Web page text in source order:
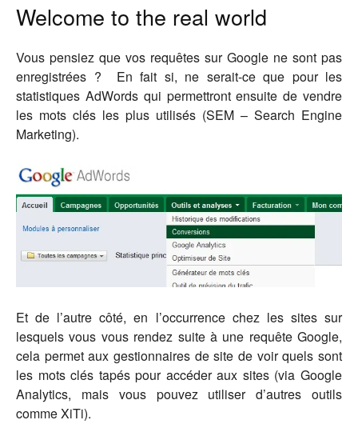
Welcome to the real world
Vous pensiez que vos requêtes sur Google ne sont pas
enregistrées ? En fait si, ne serait-ce que pour les
statistiques AdWords qui permettront ensuite de vendre
les mots clés les plus utilisés (SEM – Search Engine
Marketing).
Et de l’autre côté, en l’occurrence chez les sites sur
lesquels vous vous rendez suite à une requête Google,
cela permet aux gestionnaires de site de voir quels sont
les mots clés tapés pour accéder aux sites (via Google
Analytics, mais vous pouvez utiliser d’autres outils
comme XiTi).